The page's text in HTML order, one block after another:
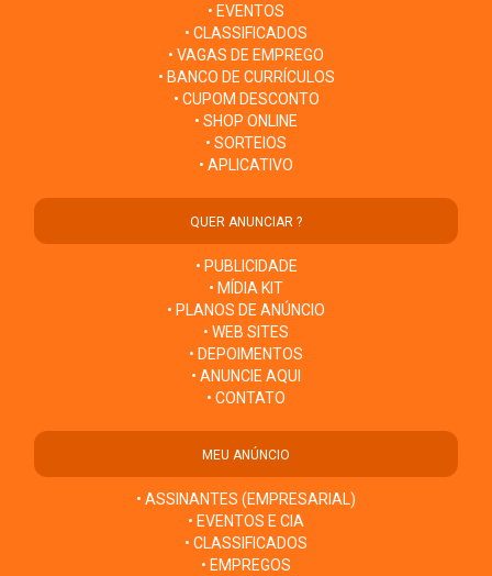
• EVENTOS
• CLASSIFICADOS
• VAGAS DE EMPREGO
• BANCO DE CURRÍCULOS
• CUPOM DESCONTO
• SHOP ONLINE
• SORTEIOS
• APLICATIVO
QUER ANUNCIAR ?
• PUBLICIDADE
• MÍDIA KIT
• PLANOS DE ANÚNCIO
• WEB SITES
• DEPOIMENTOS
• ANUNCIE AQUI
• CONTATO
MEU ANÚNCIO
• ASSINANTES (EMPRESARIAL)
• EVENTOS E CIA
• CLASSIFICADOS
• EMPREGOS